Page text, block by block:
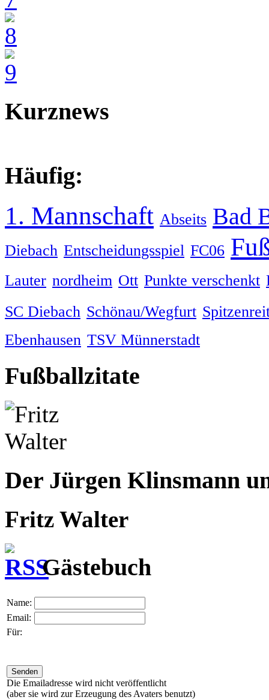
Kurznews
Häufig:
1. Mannschaft Abseits Bad
Diebach Entscheidungsspiel FC06
Lauter nordheim Ott Punkte verschenkt
SC Diebach Schönau/Wegfurt
Ebenhausen TSV Münnerstadt
Fußballzitate
Der Jürgen Klinsmann
Fritz Walter
Gästebuch
Name:
Email:
Für:
Die Emailadresse wird nicht veröffentlicht
(aber sie wird zur Erzeugung des Avaters benutzt)